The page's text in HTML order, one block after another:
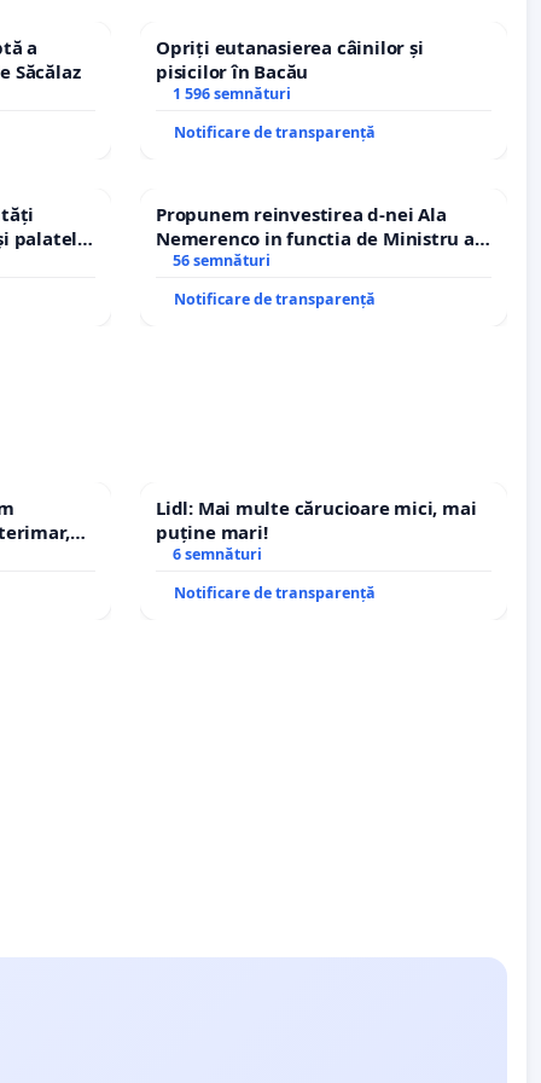
a
Săcălaz
Opriți eutanasierea câinilor și
pisicilor în Bacău
1 596 semnături
Notificare de transparență
palatele
Propunem reinvestirea d-nei Ala
Nemerenco in functia de Ministru al
Sanatatii
56 semnături
Notificare de transparență
Lidl: Mai multe cărucioare mici, mai
puține mari!
6 semnături
Notificare de transparență